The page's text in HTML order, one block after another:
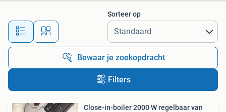
Alle afstanden…
Sorteer op
Bewaar je zoekopdracht
Filters
Close-in-boiler 2000 W regelbaar van